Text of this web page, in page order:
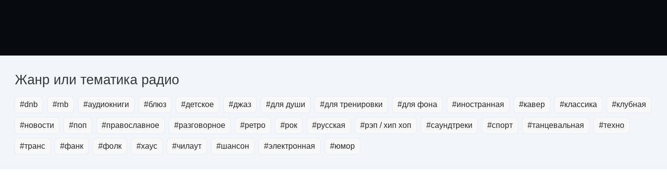
#dnb #rnb #аудиокниги #блюз #детское #джаз #для души #для тренировки #для фона #иностранная #кавер #классика #клубная
#новости #поп #православное #разговорное #ретро #рок #русская #рэп / хип хоп #саундтреки #спорт #танцевальная #техно
#транс #фанк #фолк #хауc #чилаут #шансон #электронная #юмор